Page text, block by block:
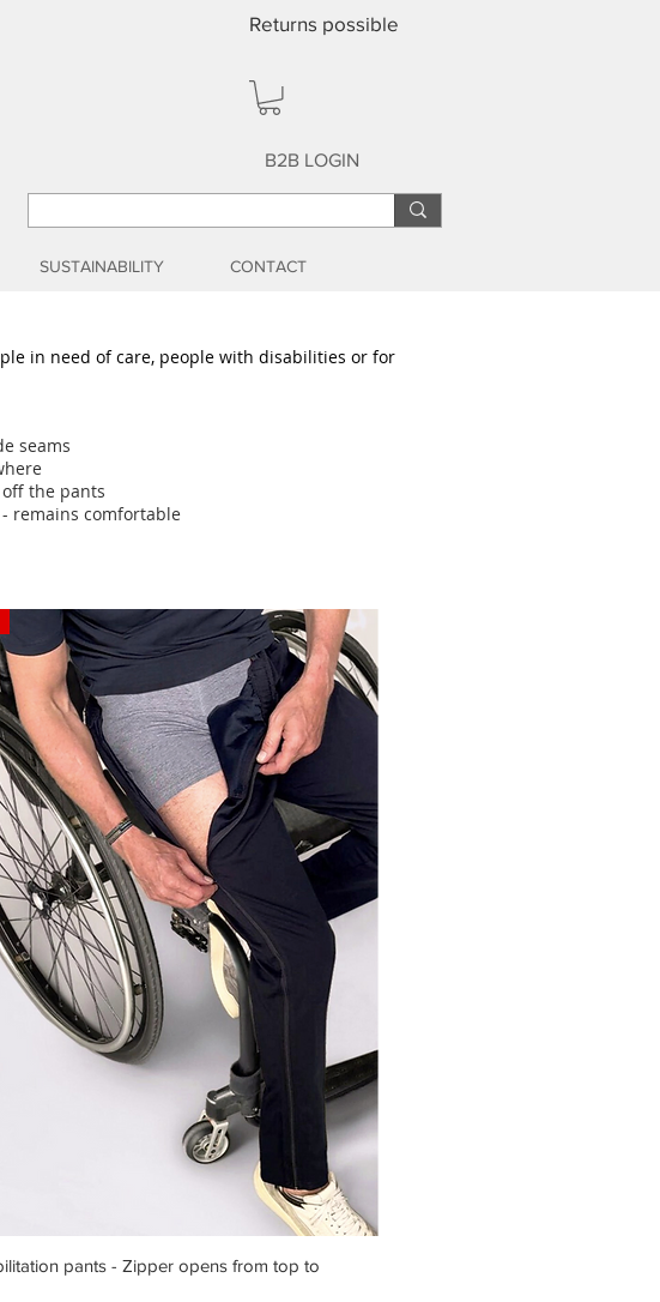
Returns possible
B2B LOGIN
SUSTAINABILITY CONTACT
in need of care, people with disabilities or for
seams
the pants
remains comfortable
Quick View
pants - Zipper opens from top to